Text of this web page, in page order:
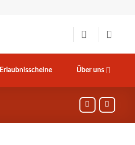
Erlaubnisscheine Über uns